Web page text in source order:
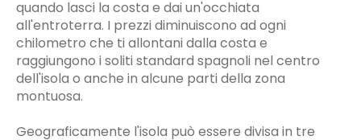
quando lasci la costa e dai un'occhiata
all'entroterra. I prezzi diminuiscono ad ogni
chilometro che ti allontani dalla costa e
raggiungono i soliti standard spagnoli nel centro
dell'isola o anche in alcune parti della zona
montuosa.
Geograficamente l'isola può essere divisa in tre